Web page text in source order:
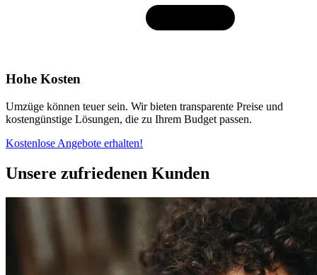
Hohe Kosten
Umzüge können teuer sein. Wir bieten transparente Preise und
kostengünstige Lösungen, die zu Ihrem Budget passen.
Kostenlose Angebote erhalten!
Unsere zufriedenen Kunden